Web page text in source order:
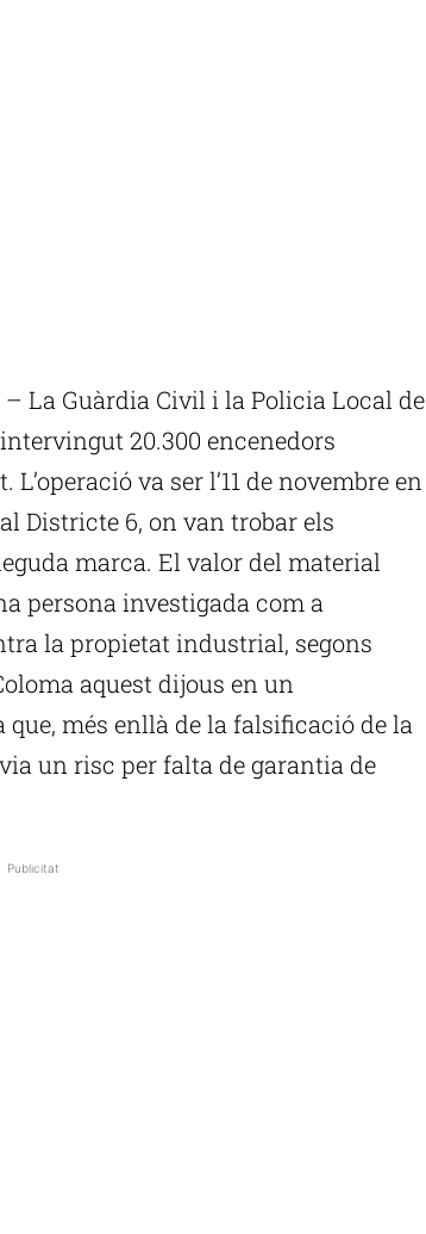
La Guàrdia Civil i la Policia Local de
20.300 encenedors
va ser l’11 de novembre en
Districte 6, on van trobar els
marca. El valor del material
persona investigada com a
la propietat industrial, segons
aquest dijous en un
més enllà de la falsificació de la
un risc per falta de garantia de
Publicitat